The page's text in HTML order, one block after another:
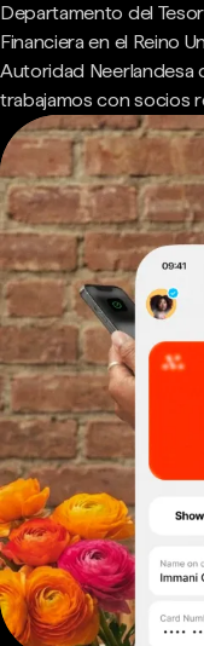
Departamento del
Financiera en el Reino
Autoridad Neerlandesa
trabajamos con socios